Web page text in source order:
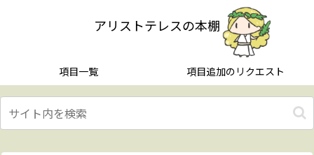
アリストテレスの本棚
項目一覧 項目追加のリクエスト